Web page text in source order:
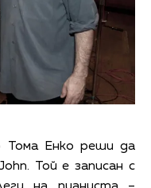
Енко реши да
Той е записан с